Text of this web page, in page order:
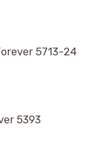
5713-24
5393